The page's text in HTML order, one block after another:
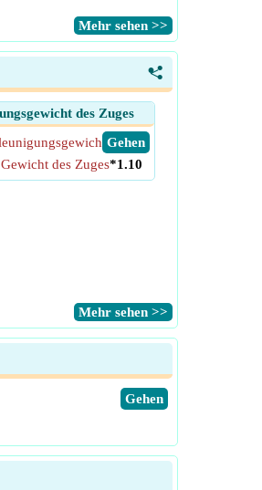
​Mehr sehen >>
<
des Zuges
​ Gehen
Gewicht des Zuges*1.10
​Mehr sehen >>
​Gehen